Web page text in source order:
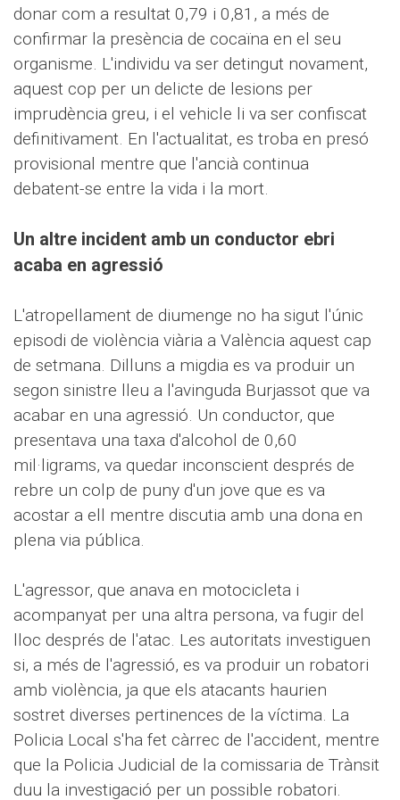
donar com a resultat 0,79 i 0,81, a més de
confirmar la presència de cocaïna en el seu
organisme. L'individu va ser detingut novament,
aquest cop per un delicte de lesions per
imprudència greu, i el vehicle li va ser confiscat
definitivament. En l'actualitat, es troba en presó
provisional mentre que l'ancià continua
debatent-se entre la vida i la mort.
Un altre incident amb un conductor ebri
acaba en agressió
L'atropellament de diumenge no ha sigut l'únic
episodi de violència viària a València aquest cap
de setmana. Dilluns a migdia es va produir un
segon sinistre lleu a l'avinguda Burjassot que va
acabar en una agressió. Un conductor, que
presentava una taxa d'alcohol de 0,60
mil·ligrams, va quedar inconscient després de
rebre un colp de puny d'un jove que es va
acostar a ell mentre discutia amb una dona en
plena via pública.
L'agressor, que anava en motocicleta i
acompanyat per una altra persona, va fugir del
lloc després de l'atac. Les autoritats investiguen
si, a més de l'agressió, es va produir un robatori
amb violència, ja que els atacants haurien
sostret diverses pertinences de la víctima. La
Policia Local s'ha fet càrrec de l'accident, mentre
que la Policia Judicial de la comissaria de Trànsit
duu la investigació per un possible robatori.